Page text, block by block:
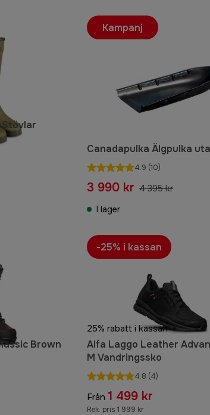
Stövlar
Canadapulka Älgpulka
4.9 (10)
3 990 kr 4 395 kr
I lager
Kampanj
Brown
25% rabatt i kassan
Alfa Laggo Leather
M Vandringssko
4.8 (4)
Från 1 499 kr
Rek. pris 1 999 kr
-25% i kassan